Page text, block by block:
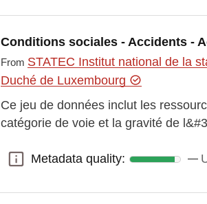
Conditions sociales - Accidents -
From STATEC Institut national de la
Duché de Luxembourg
Ce jeu de données inclut les
catégorie de voie et la gravité de
Metadata quality:
Metadata quality: